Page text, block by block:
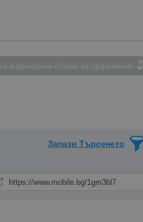
маркирани обяви за сравнение
Запази Търсенето